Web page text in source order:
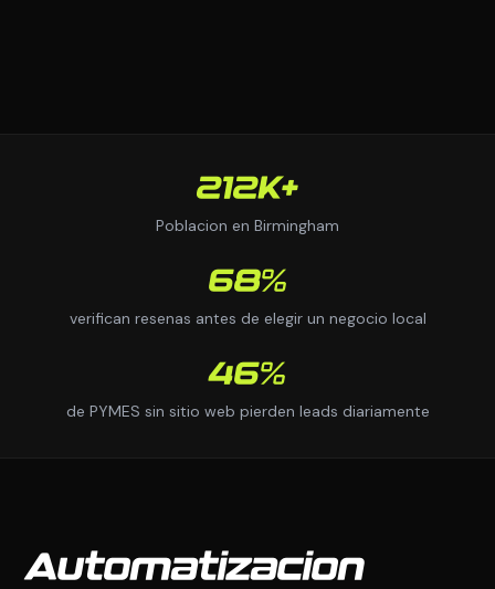
212K+
Poblacion en Birmingham
68%
verifican resenas antes de elegir un negocio local
46%
de PYMES sin sitio web pierden leads diariamente
Automatizacion